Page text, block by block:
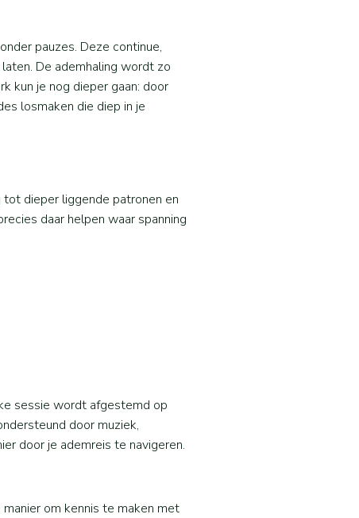
pauzes. Deze continue,
De ademhaling wordt zo
kun je nog dieper gaan: door
losmaken die diep in je
dieper liggende patronen en
daar helpen waar spanning
sessie wordt afgestemd op
door muziek,
door je ademreis te navigeren.
om kennis te maken met